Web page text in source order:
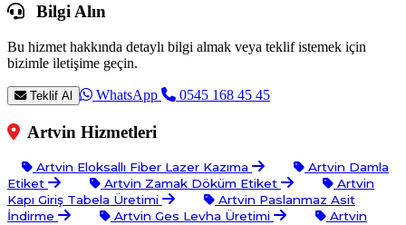
Bilgi Alın
Bu hizmet hakkında detaylı bilgi almak veya teklif istemek için
bizimle iletişime geçin.
Teklif Al WhatsApp 0545 168 45 45
Artvin Hizmetleri
Artvin Eloksallı Fiber Lazer Kazıma
Artvin Damla
Etiket
Artvin Zamak Döküm Etiket
Artvin
Kapı Giriş Tabela Üretimi
Artvin Paslanmaz Asit
İndirme
Artvin Ges Levha Üretimi Artvin